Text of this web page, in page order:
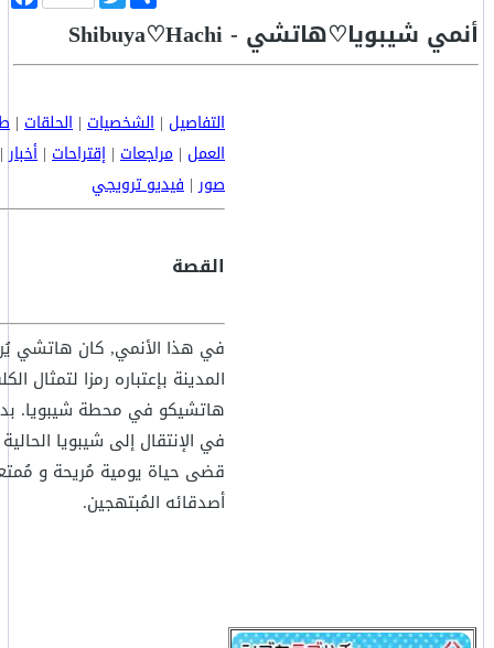
a
c
e
b
k
w
t
t
ن
ش
ر
أنمي شيبويا♡هاتشي - Shibuya♡Hachi
التفاصيل | الشخصيات | الحلقات |
العمل | مراجعات | إقتراحات | أخبار
صور| فيديو ترويجي
القصة
في هذا الأنمي, كان هاتشي
المدينة بإعتباره رمزا لتمثال
هاتشيكو في محطة شيبويا.
في الإنتقال إلى شيبويا
قضى حياة يومية مُريحة و
أصدقائه المُبتهجين.